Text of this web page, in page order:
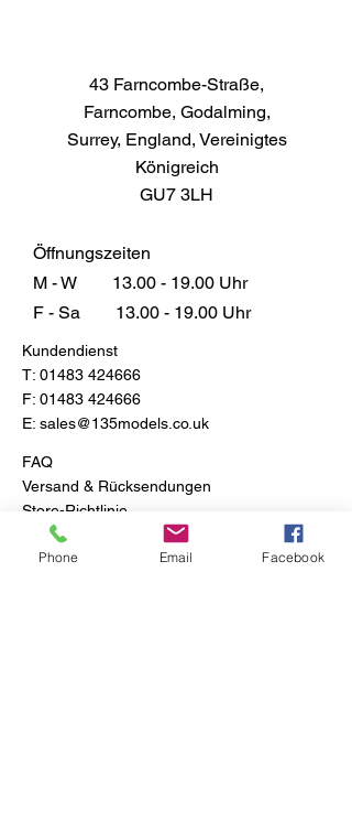
43 Farncombe-Straße,
Farncombe, Godalming,
Surrey, England, Vereinigtes
Königreich
GU7 3LH
Öffnungszeiten
M - W
13.00 - 19.00 Uhr
F - Sa
13.00 - 19.00 Uhr
Kundendienst
T: 01483 424666
F: 01483 424666
E: sales@135models.co.uk
FAQ
Versand & Rücksendungen
Store-Richtlinie
Phone Email Facebook